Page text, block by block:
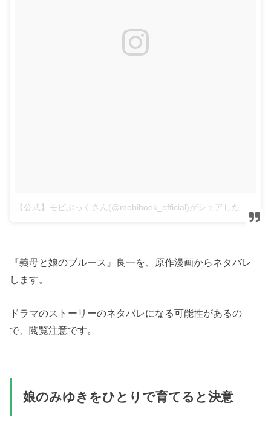
『義母と娘のブルース』良一を、原作漫画からネタバレ
します。
ドラマのストーリーのネタバレになる可能性があるの
で、閲覧注意です。
娘のみゆきをひとりで育てると決意